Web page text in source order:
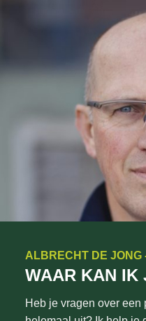
ALBRECHT DE JONG
WAAR KAN IK
Heb je vragen over een